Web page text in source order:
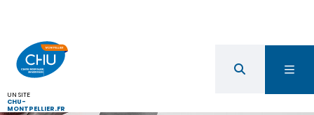
UN SITE
CHU-
MONTPELLIER.FR